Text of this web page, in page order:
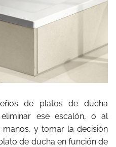
de platos de ducha
ese escalón, o al
y tomar la decisión
de ducha en función de